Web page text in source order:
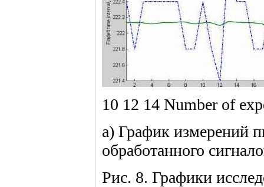
10 12 14 Number of
а) График измерений
обработанного
Рис. 8. Графики